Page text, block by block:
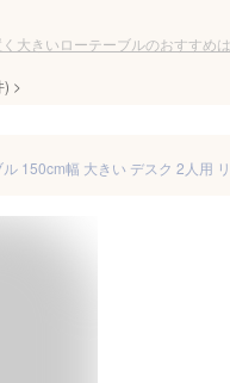
大きいローテーブルのおすすめ
) >